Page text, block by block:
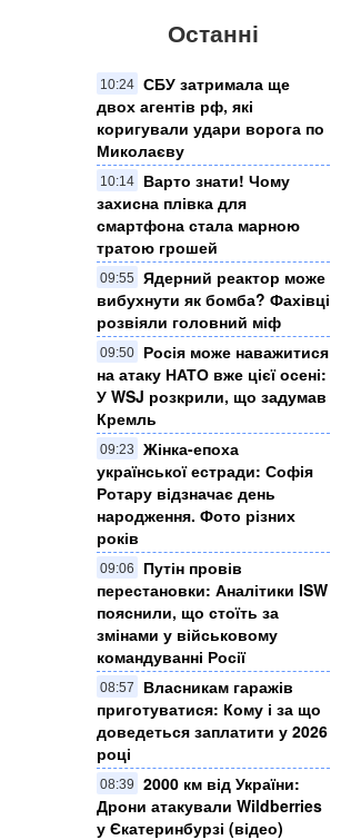
Останні
10:24 СБУ затримала ще
двох агентів рф, які
коригували удари ворога по
Миколаєву
10:14
Варто знати! Чому
захисна плівка для
смартфона стала марною
тратою грошей
09:55
Ядерний реактор може
вибухнути як бомба? Фахівці
розвіяли головний міф
09:50
Росія може наважитися
на атаку НАТО вже цієї осені:
У WSJ розкрили, що задумав
Кремль
09:23
Жінка-епоха
української естради: Софія
Ротару відзначає день
народження. Фото різних
років
09:06
Путін провів
перестановки: Аналітики ISW
пояснили, що стоїть за
змінами у військовому
командуванні Росії
08:57
Власникам гаражів
приготуватися: Кому і за що
доведеться заплатити у 2026
році
08:39
2000 км від України:
Дрони атакували Wildberries
у Єкатеринбурзі (відео)